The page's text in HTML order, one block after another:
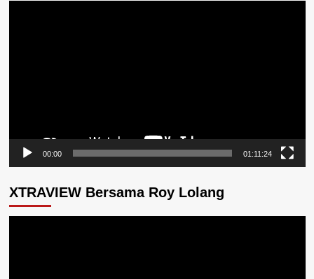
00:00 01:11:24
XTRAVIEW Bersama Roy Lolang